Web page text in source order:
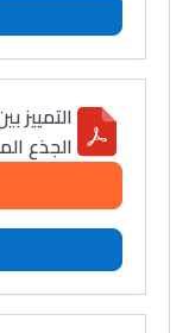
التمييز
الجذع